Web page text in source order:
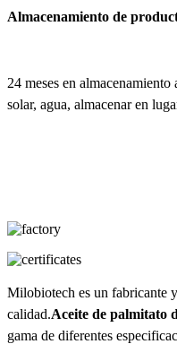
Almacenamiento de
24 meses en
solar, agua, almacenar en
Milobiotech es un fabricante
calidad.Aceite de palmitato
gama de diferentes